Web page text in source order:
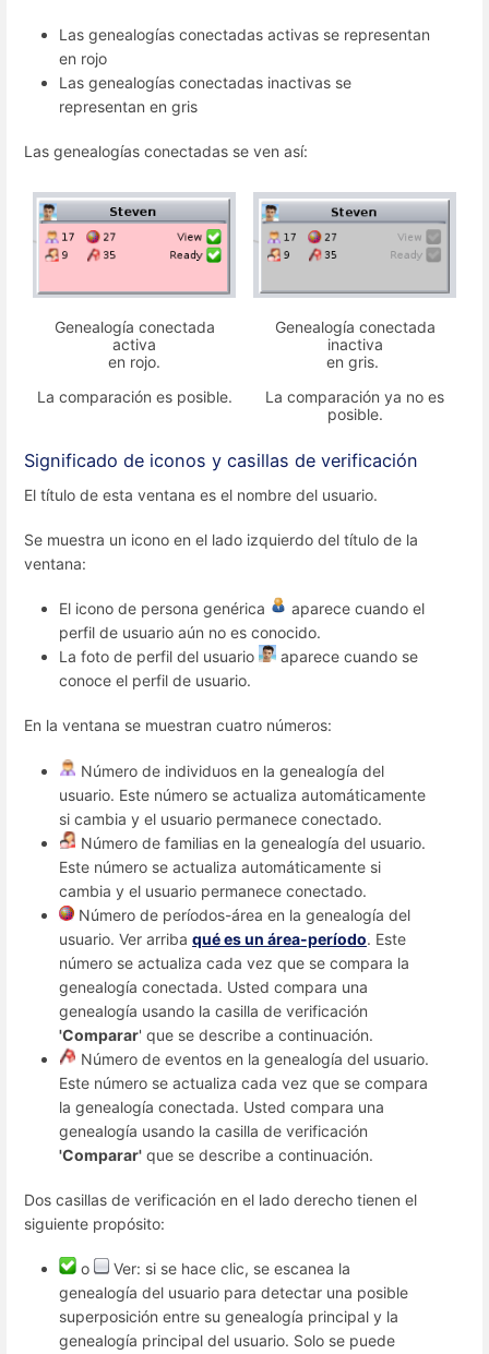
Las genealogías conectadas activas se representan
en rojo
Las genealogías conectadas inactivas se
representan en gris
Las genealogías conectadas se ven así:
Genealogía conectada
activa
en rojo.
La comparación es posible.
Genealogía conectada
inactiva
en gris.
La comparación ya no es
posible.
Significado de iconos y casillas de verificación
El título de esta ventana es el nombre del usuario.
Se muestra un icono en el lado izquierdo del título de la
ventana:
El icono de persona genérica
aparece cuando el
perfil de usuario aún no es conocido.
La foto de perfil del usuario
aparece cuando se
conoce el perfil de usuario.
En la ventana se muestran cuatro números:
Número de individuos en la genealogía del
usuario. Este número se actualiza automáticamente
si cambia y el usuario permanece conectado.
Número de familias en la genealogía del usuario.
Este número se actualiza automáticamente si
cambia y el usuario permanece conectado.
Número de períodos-área en la genealogía del
usuario. Ver arriba qué es un área-período. Este
número se actualiza cada vez que se compara la
genealogía conectada. Usted compara una
genealogía usando la casilla de verificación
'Comparar' que se describe a continuación.
Número de eventos en la genealogía del usuario.
Este número se actualiza cada vez que se compara
la genealogía conectada. Usted compara una
genealogía usando la casilla de verificación
'Comparar' que se describe a continuación.
Dos casillas de verificación en el lado derecho tienen el
siguiente propósito:
o
Ver: si se hace clic, se escanea la
genealogía del usuario para detectar una posible
superposición entre su genealogía principal y la
genealogía principal del usuario. Solo se puede